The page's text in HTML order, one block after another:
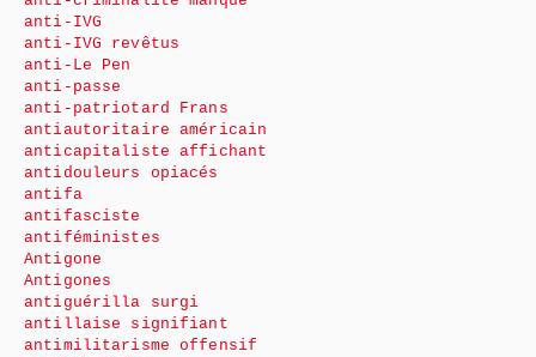
anti-IVG
anti-IVG revêtus
anti-Le Pen
anti-passe
anti-patriotard Frans
antiautoritaire américain
anticapitaliste affichant
antidouleurs opiacés
antifa
antifasciste
antiféministes
Antigone
Antigones
antiguérilla surgi
antillaise signifiant
antimilitarisme offensif